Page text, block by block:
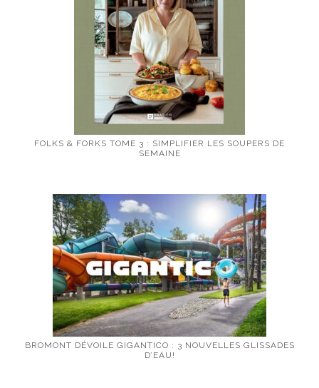
FOLKS & FORKS TOME 3 : SIMPLIFIER LES SOUPERS DE
SEMAINE
BROMONT DÉVOILE GIGANTICO : 3 NOUVELLES GLISSADES
D’EAU!